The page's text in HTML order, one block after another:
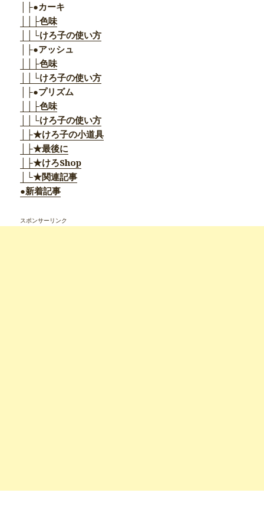
│├●カーキ
││├色味
││└けろ子の使い方
│├●アッシュ
││├色味
││└けろ子の使い方
│├●プリズム
││├色味
││└けろ子の使い方
│├★けろ子の小道具
│├★最後に
│├★けろShop
│└★関連記事
●新着記事
スポンサーリンク